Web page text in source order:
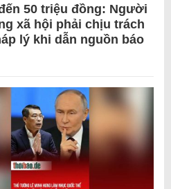
50 triệu đồng: Người
xã hội phải chịu trách
lý khi dẫn nguồn báo